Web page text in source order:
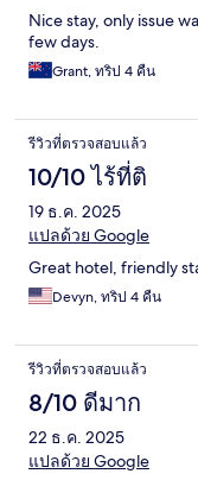
Nice stay, only issue
few days.
Grant, ทริป 4 คืน
รีวิวที่ตรวจสอบแล้ว
10/10 ไร้ที่ติ
19 ธ.ค. 2025
แปลด้วย Google
Great hotel, friendly
Devyn, ทริป 4 คืน
รีวิวที่ตรวจสอบแล้ว
8/10 ดีมาก
22 ธ.ค. 2025
แปลด้วย Google